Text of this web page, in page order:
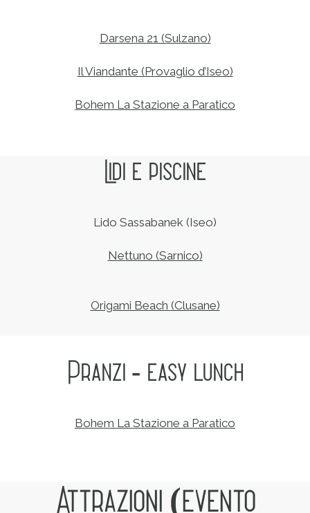
Darsena 21 (Sulzano)
Il Viandante (Provaglio d’Iseo)
Bohem La Stazione a Paratico
Lidi e piscine
Lido Sassabanek (Iseo)
Nettuno (Sarnico)
Origami Beach (Clusane)
Pranzi - easy lunch
Bohem La Stazione a Paratico
Attrazioni (evento